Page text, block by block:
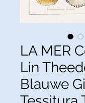
LA MER
Lin
Blauwe